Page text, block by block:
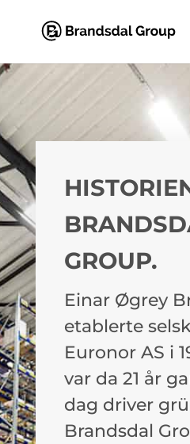
GROUP.
Einar Øgrey
etablerte
Euronor AS i
var da 21 år
dag driver
Brandsdal